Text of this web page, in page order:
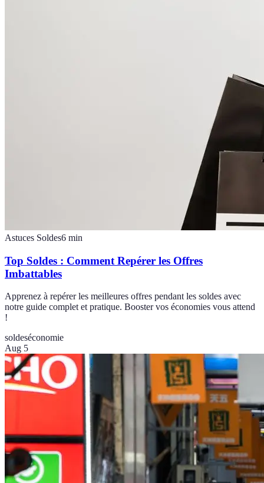
Astuces Soldes6 min
Top Soldes : Comment Repérer les Offres
Imbattables
Apprenez à repérer les meilleures offres pendant les soldes avec
notre guide complet et pratique. Booster vos économies vous attend
!
soldeséconomie
Aug 5